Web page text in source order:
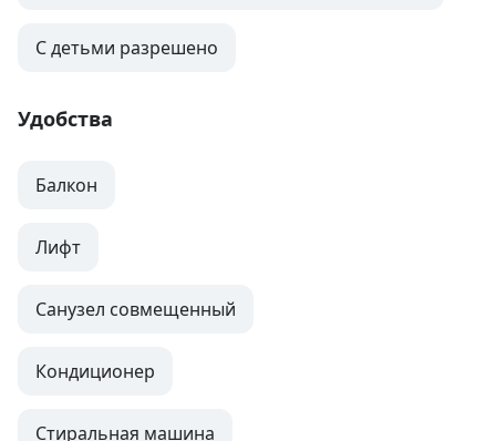
С детьми разрешено
Удобства
Балкон
Лифт
Санузел совмещенный
Кондиционер
Стиральная машина